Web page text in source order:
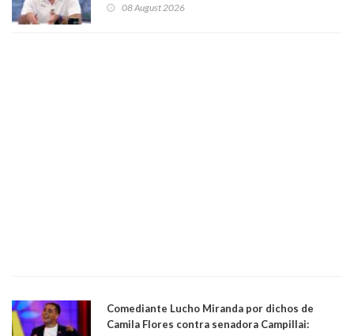
08 August 2026
Comediante Lucho Miranda por dichos de
Camila Flores contra senadora Campillai: